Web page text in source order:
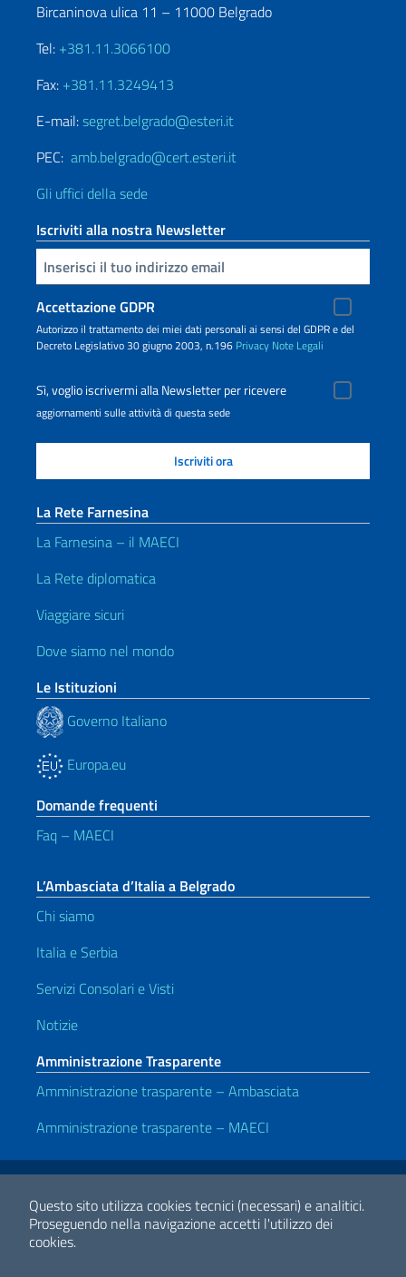
Questo sito utilizza cookies tecnici (necessari) e analitici.
Proseguendo nella navigazione accetti l'utilizzo dei
cookies.
Bircaninova ulica 11 – 11000 Belgrado
Tel: +381.11.3066100
Fax: +381.11.3249413
E-mail:segret.belgrado@esteri.it
PEC: amb.belgrado@cert.esteri.it
Gli uffici della sede
Iscriviti alla nostra Newsletter
Inserisci la tua email
Accettazione GDPR
Autorizzo il trattamento dei miei dati personali ai sensi del GDPR e del
Decreto Legislativo 30 giugno 2003, n.196 Privacy Note Legali
Sì, voglio iscrivermi alla Newsletter per ricevere
aggiornamenti sulle attività di questa sede
La Rete Farnesina
La Farnesina – il MAECI
La Rete diplomatica
Viaggiare sicuri
Dove siamo nel mondo
Le Istituzioni
Governo Italiano
Europa.eu
Domande frequenti
Faq – MAECI
L’Ambasciata d’Italia a Belgrado
Chi siamo
Italia e Serbia
Servizi Consolari e Visti
Notizie
Amministrazione Trasparente
Amministrazione trasparente – Ambasciata
Amministrazione trasparente – MAECI
Link Utili